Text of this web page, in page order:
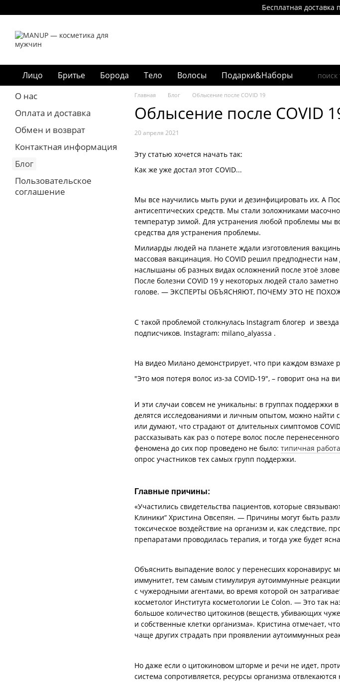
Бесплатная доставка
Лицо Бритье Борода Тело Волосы Подарки&Наборы
Главная Блог Облысение после COVID 19
Облысение после COVID
20 апреля 2021
Эту статью хочется начать так:
Как же уже достал этот COVID...
Мы все научились мыть руки и дезинфицировать их. А
антисептических средств. Мы стали золожниками
температур зимой. Для устранения любой проблемы мы
средства для устранения проблемы.
Милиарды людей на планете ждали изготовления
массовая вакцинация. Но COVID решил предподнести
наслышаны об разных видах осложнений после этоё
После болезни COVID 19 у некоторых людей стало
голове. — ЭКСПЕРТЫ ОБЪЯСНЯЮТ, ПОЧЕМУ ЭТО НЕ
С такой проблемой столкнулась Instagram блогер и
подписчиков. Instagram: milano_alyassa .
На видео Милано демонстрирует, что при каждом взмахе
"Это моя потеря волос из-за COVID-19", – говорит она на
И эти случаи совсем не уникальны: в группах поддержки
делятся исследованиями и личным опытом, можно
или думают, что страдают от длительных симптомов
рассказывать как раз о потере волос после
феномена до сих пор проведено не было: типичная работа
опрос участников тех самых групп поддержки.
Главные причины:
«Участились свидетельства пациентов, которые
Клиники“ Христина Овсепян. — Причины могут быть
токсическое воздействие на организм и, как следствие,
препаратами проводилась терапия, и тогда уже будет
Объяснить выпадение волос у перенесших коронавирус
иммунитет, тем самым стимулируя аутоиммунные
с чужеродными агентами, во время которой он
косметолог Института косметологии Le Colon. — Это
большое количество цитокинов (веществ, убивающих
и собственные клетки организма». Кристина отмечает,
чаще других страдать при проявлении аутоиммунных
Но даже если о цитокиновом шторме и речи не идет,
система сопротивляется, ресурсы организма
О нас
Оплата и доставка
Обмен и возврат
Контактная информация
Блог
Пользовательское
соглашение